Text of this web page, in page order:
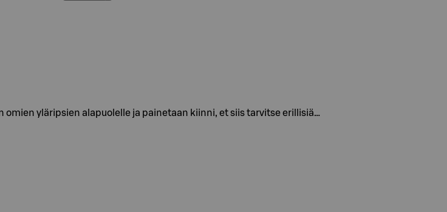
omien yläripsien alapuolelle ja painetaan kiinni, et siis tarvitse erillisiä…